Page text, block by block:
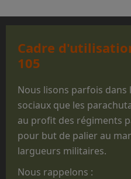
Cadre
105
Nous lisons parfois dans
sociaux que les
au profit des régiments
pour but de palier au
largueurs militaires.
Nous rappelons :